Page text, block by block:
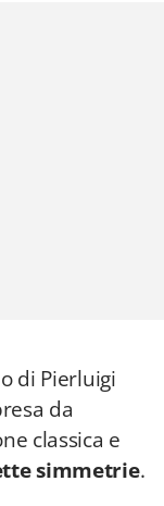
di Pierluigi
da
classica e
simmetrie.